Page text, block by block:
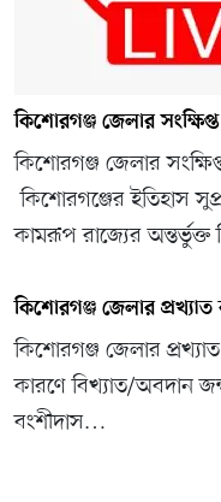
কিশোরগঞ্জ জেলার
কিশোরগঞ্জ জেলার
কিশোরগঞ্জের ইতিহাস
কামরূপ রাজ্যের
কিশোরগঞ্জ জেলার প্রখ্যাত
কিশোরগঞ্জ জেলার
কারণে বিখ্যাত/অবদান
বংশীদাস…